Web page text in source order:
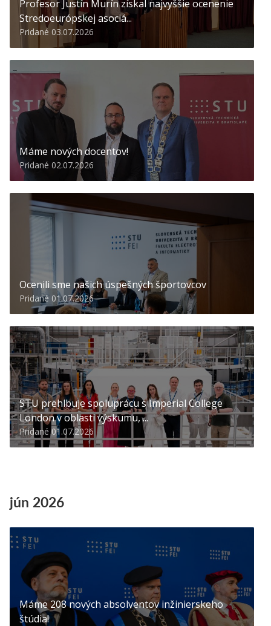
Profesor Justín Murín získal najvyššie ocenenie
Stredoeurópskej asociá...
Pridané 03.07.2026
Máme nových docentov!
Pridané 02.07.2026
Ocenili sme našich úspešných športovcov
Pridané 01.07.2026
STU prehlbuje spoluprácu s Imperial College
London v oblasti výskumu, ...
Pridané 01.07.2026
jún 2026
Máme 208 nových absolventov inžinierskeho
štúdia!